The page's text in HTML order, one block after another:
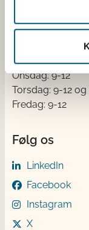
Åben:
Mandag: 9-12
Tirsdag: 9-12
Onsdag: 9-12
Torsdag: 9-12 og
Fredag: 9-12
Følg os
LinkedIn
Facebook
Instagram
X